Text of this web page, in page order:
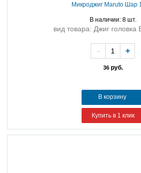
Микроджиг Maruto Шар
В наличии: 8 шт.
вид товара: Джиг головка
36руб.
- +
В корзину
Купить в 1 клик